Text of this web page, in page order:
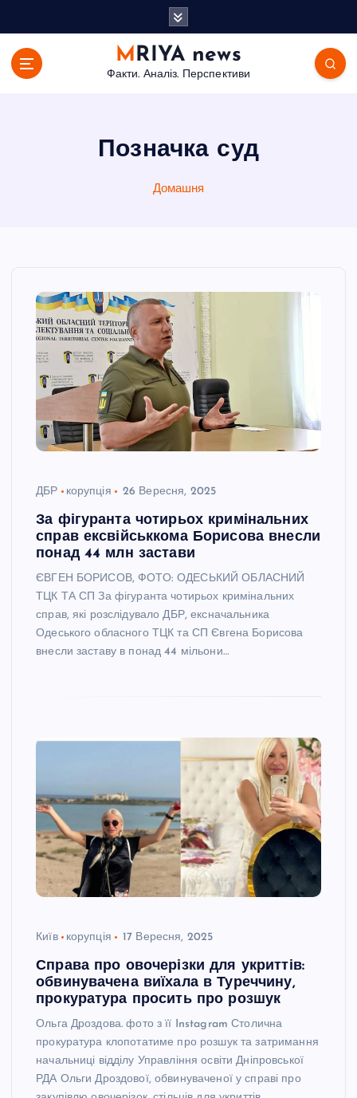
MRIYA news
Факти. Аналіз. Перспективи
Позначка суд
Домашня
ДБР корупція 26 Вересня, 2025
За фігуранта чотирьох кримінальних
справ ексвійськкома Борисова внесли
понад 44 млн застави
ЄВГЕН БОРИСОВ, ФОТО: ОДЕСЬКИЙ ОБЛАСНИЙ
ТЦК ТА СП За фігуранта чотирьох кримінальних
справ, які розслідувало ДБР, ексначальника
Одеського обласного ТЦК та СП Євгена Борисова
внесли заставу в понад 44 мільони…
Київ корупція 17 Вересня, 2025
Справа про овочерізки для укриттів:
обвинувачена виїхала в Туреччину,
прокуратура просить про розшук
Ольга Дроздова. фото з її Instagram Столична
прокуратура клопотатиме про розшук та затримання
начальниці відділу Управління освіти Дніпровської
РДА Ольги Дроздової, обвинуваченої у справі про